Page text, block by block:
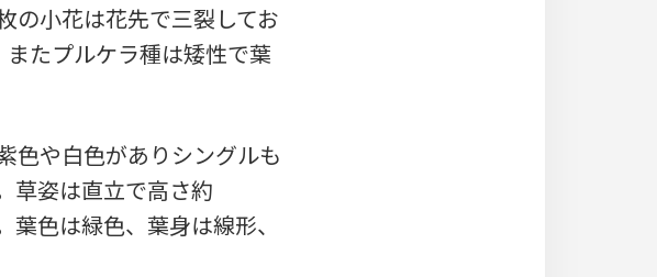
の小花は花先で三裂してお
たプルケラ種は矮性で葉
色や白色がありシングルも
草姿は直立で高さ約
色は緑色、葉身は線形、